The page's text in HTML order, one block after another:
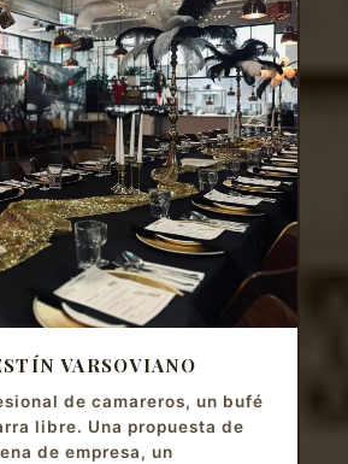
VARSOVIANO
de camareros, un bufé
libre. Una propuesta de
de empresa, un